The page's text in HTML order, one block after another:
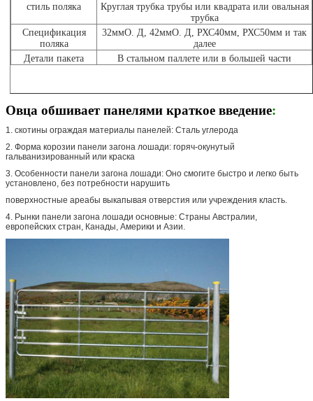
стиль поляка
Круглая трубка трубы или квадрата или овальная
трубка
Спецификация
поляка
32ммО. Д, 42ммО. Д, РХС40мм, РХС50мм и так
далее
Детали пакета
В стальном паллете или в большей части
Овца обшивает панелями краткое введение:
1. скотины ограждая материалы панелей: Сталь углерода
2. Форма корозии панели загона лошади: горяч-окунутый
гальванизированный или краска
3. Особенности панели загона лошади: Оно смогите быстро и легко быть
установлено, без потребности нарушить
поверхностные ареабы выкапывая отверстия или учреждения класть.
4. Рынки панели загона лошади основные: Страны Австралии,
европейских стран, Канады, Америки и Азии.